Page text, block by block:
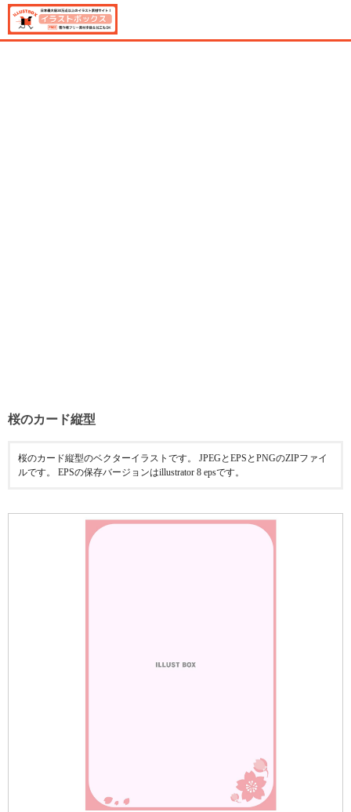
桜のカード縦型
桜のカード縦型のベクターイラストです。 JPEGとEPSとPNGのZIPファイ
ルです。 EPSの保存バージョンはillustrator 8 epsです。